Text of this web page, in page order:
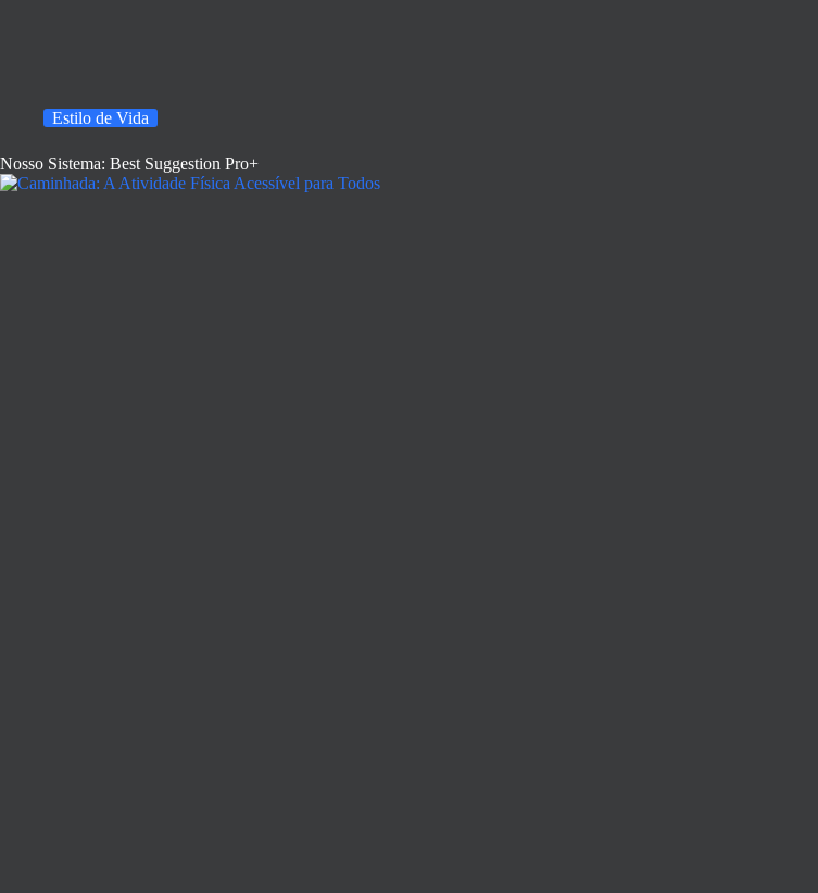
Estilo de Vida
Nosso Sistema: Best Suggestion Pro+